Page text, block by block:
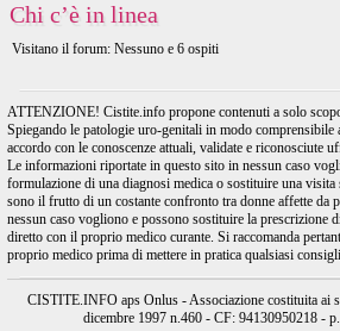
Chi c’è in linea
Visitano il forum: Nessuno e 6 ospiti
ATTENZIONE! Cistite.info propone contenuti a solo
Spiegando le patologie uro-genitali in modo comprensibile
accordo con le conoscenze attuali, validate e riconosciute
Le informazioni riportate in questo sito in nessun caso
formulazione di una diagnosi medica o sostituire una
sono il frutto di un costante confronto tra donne affette da
nessun caso vogliono e possono sostituire la prescrizione
diretto con il proprio medico curante. Si raccomanda
proprio medico prima di mettere in pratica qualsiasi
CISTITE.INFO aps Onlus - Associazione costituita ai
dicembre 1997 n.460 - CF: 94130950218 -